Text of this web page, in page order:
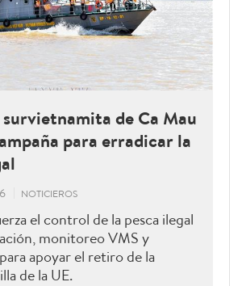
de Ca Mau
para erradicar la
NOTICIEROS
el control de la pesca ilegal
monitoreo VMS y
apoyar el retiro de la
de la UE.